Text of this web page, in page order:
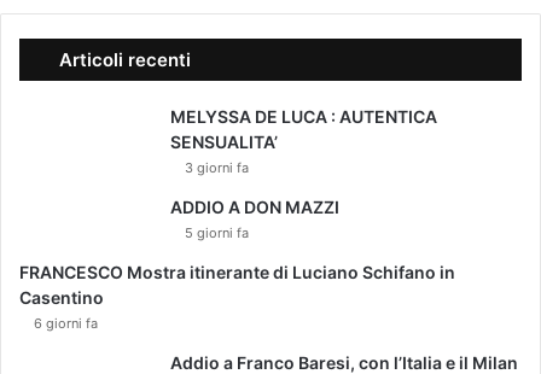
Articoli recenti
MELYSSA DE LUCA : AUTENTICA
SENSUALITA’
3 giorni fa
ADDIO A DON MAZZI
5 giorni fa
FRANCESCO Mostra itinerante di Luciano Schifano in
Casentino
6 giorni fa
Addio a Franco Baresi, con l’Italia e il Milan